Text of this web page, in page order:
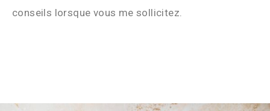
conseils lorsque vous me sollicitez.